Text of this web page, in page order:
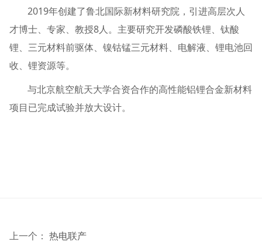
2019年创建了鲁北国际新材料研究院，引进高层次人
才博士、专家、教授8人。主要研究开发磷酸铁锂、钛酸
锂、三元材料前驱体、镍钴锰三元材料、电解液、锂电池回
收、锂资源等。
与北京航空航天大学合资合作的高性能铝锂合金新材料
项目已完成试验并放大设计。
上一个： 热电联产